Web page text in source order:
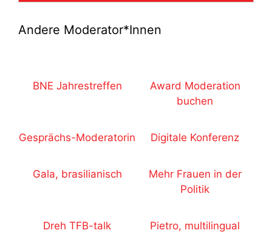
Andere Moderator*Innen
BNE Jahrestreffen
Award Moderation
buchen
Gesprächs-Moderatorin Digitale Konferenz
Gala, brasilianisch
Mehr Frauen in der
Politik
Dreh TFB-talk Pietro, multilingual